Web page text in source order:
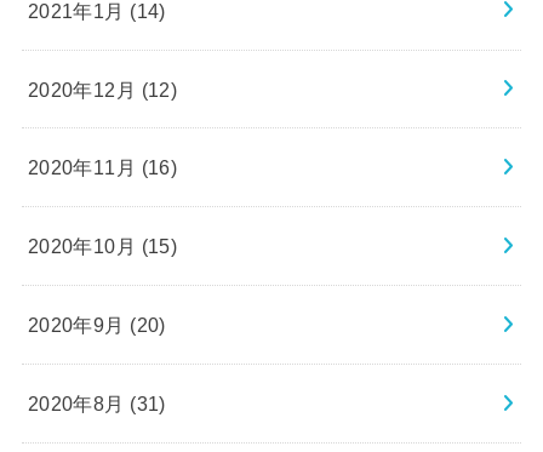
2021年1月 (14)
2020年12月 (12)
2020年11月 (16)
2020年10月 (15)
2020年9月 (20)
2020年8月 (31)